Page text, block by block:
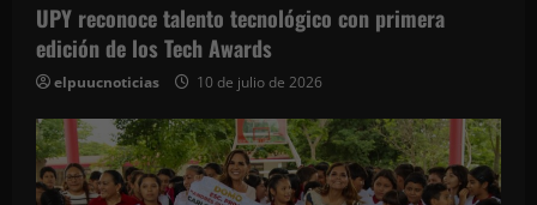
UPY reconoce talento tecnológico con primera
edición de los Tech Awards
elpuucnoticias 10 de julio de 2026